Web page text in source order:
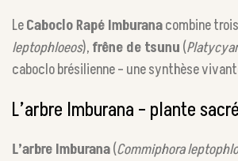
LeCaboclo Rapé Imburanacombine
leptophloeos), frêne de tsunu (
caboclo brésilienne – une synthèse
L’arbre Imburana – plante
L’arbre Imburana(Commiphora